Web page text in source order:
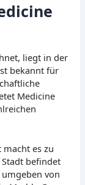
liegt in der
bekannt für
Medicine
es zu
befindet
von